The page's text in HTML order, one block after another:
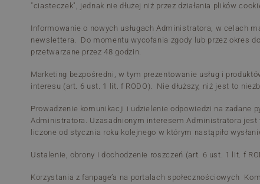
"ciasteczek", jednak nie dłużej niż przez działania plików
Informowanie o nowych usługach Administratora, w celach
newslettera. Do momentu wycofania zgody lub przez okres
przetwarzane przez 48 godzin.
Marketing bezpośredni, w tym prezentowanie usług i
interesu (art. 6 ust. 1 lit. f RODO). Nie dłuższy, niż jest to
Prowadzenie komunikacji i udzielenie odpowiedzi na zadane
Administratora. Uzasadnionym interesem Administratora
liczone od stycznia roku kolejnego w którym nastąpiło
Ustalenie, obrony i dochodzenie roszczeń (art. 6 ust. 1 lit. f
Korzystania z fanpage’a na portalach społecznościowych